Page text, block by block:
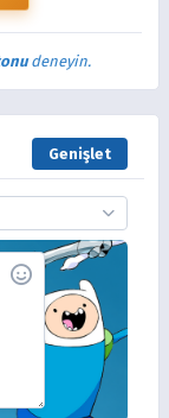
deneyin.
Genişlet